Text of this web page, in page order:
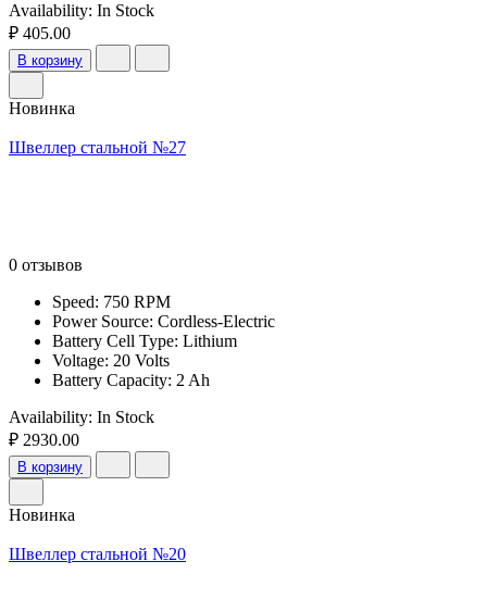
Availability: In Stock
₽ 405.00
В корзину
Новинка
Швеллер стальной №27
0 отзывов
Speed: 750 RPM
Power Source: Cordless-Electric
Battery Cell Type: Lithium
Voltage: 20 Volts
Battery Capacity: 2 Ah
Availability: In Stock
₽ 2930.00
В корзину
Новинка
Швеллер стальной №20